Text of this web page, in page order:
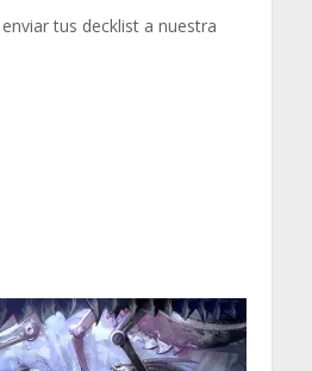
tus decklist a nuestra